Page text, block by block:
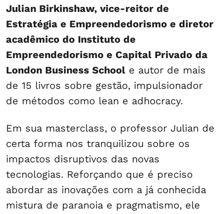
Julian Birkinshaw, vice-reitor de
Estratégia e Empreendedorismo e diretor
acadêmico do Instituto de
Empreendedorismo e Capital Privado da
London Business School e autor de mais
de 15 livros sobre gestão, impulsionador
de métodos como lean e adhocracy.
Em sua masterclass, o professor Julian de
certa forma nos tranquilizou sobre os
impactos disruptivos das novas
tecnologias. Reforçando que é preciso
abordar as inovações com a já conhecida
mistura de paranoia e pragmatismo, ele